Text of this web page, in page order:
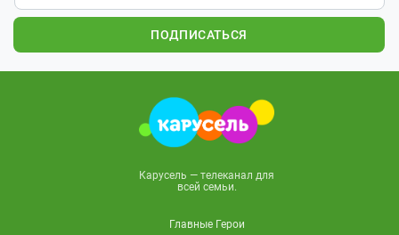
ПОДПИСАТЬСЯ
Карусель — телеканал для
всей семьи.
Главные Герои